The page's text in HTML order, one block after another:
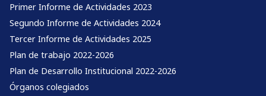
Primer Informe de Actividades 2023
Segundo Informe de Actividades 2024
Tercer Informe de Actividades 2025
Plan de trabajo 2022-2026
Plan de Desarrollo Institucional 2022-2026
Órganos colegiados